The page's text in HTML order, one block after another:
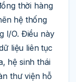
thời hàng
hệ thống
I/O. Điều này
liệu liên tục
hệ sinh thái
thư viện hỗ